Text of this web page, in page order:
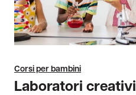
Corsi per bambini
Laboratori creativi